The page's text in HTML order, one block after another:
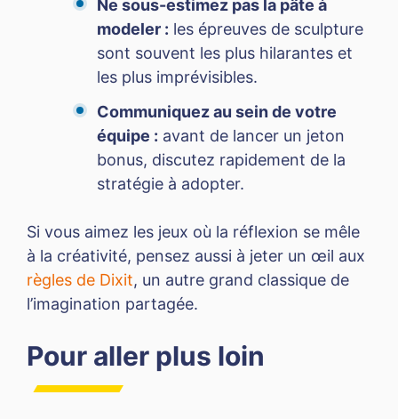
Ne sous-estimez pas la pâte à
modeler : les épreuves de sculpture
sont souvent les plus hilarantes et
les plus imprévisibles.
Communiquez au sein de votre
équipe : avant de lancer un jeton
bonus, discutez rapidement de la
stratégie à adopter.
Si vous aimez les jeux où la réflexion se mêle
à la créativité, pensez aussi à jeter un œil aux
règles de Dixit, un autre grand classique de
l’imagination partagée.
Pour aller plus loin